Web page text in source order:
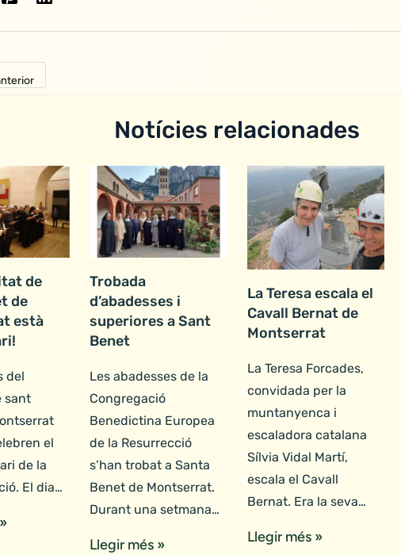
Notícies relacionades
de
de
està
del
sant
el
de la
El dia…
Trobada
d’abadesses i
superiores a Sant
Benet
Les abadesses de la
Congregació
Benedictina Europea
de la Resurrecció
s’han trobat a Santa
Benet de Montserrat.
Durant una setmana…
Llegir més »
La Teresa escala el
Cavall Bernat de
Montserrat
La Teresa Forcades,
convidada per la
muntanyenca i
escaladora catalana
Sílvia Vidal Martí,
escala el Cavall
Bernat. Era la seva…
Llegir més »